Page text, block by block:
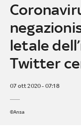
letale
Twitter
07 ott 2020 - 07:18
©Ansa